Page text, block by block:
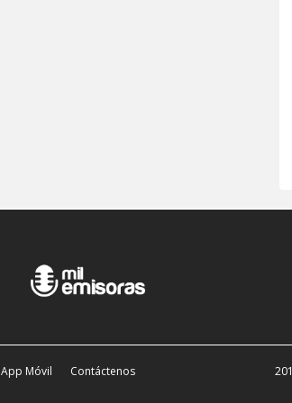
App Móvil Contáctenos